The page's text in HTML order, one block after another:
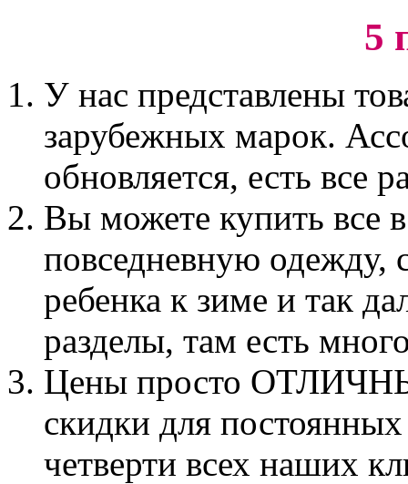
5
У нас представлены
зарубежных марок.
обновляется, есть все
Вы можете купить все
повседневную одежду,
ребенка к зиме и так
разделы, там есть
Цены просто
скидки для
четверти всех наших